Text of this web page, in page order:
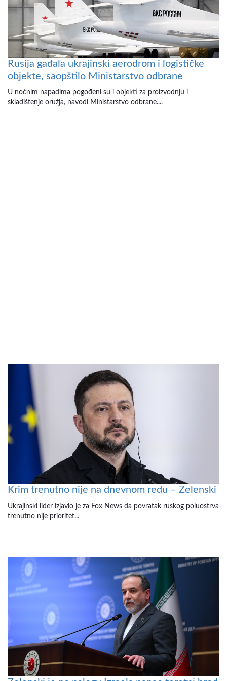
Rusija gađala ukrajinski aerodrom i logističke
objekte, saopštilo Ministarstvo odbrane
U noćnim napadima pogođeni su i objekti za proizvodnju i
skladištenje oružja, navodi Ministarstvo odbrane....
Krim trenutno nije na dnevnom redu – Zelenski
Ukrajinski lider izjavio je za Fox News da povratak ruskog poluostrva
trenutno nije prioritet...